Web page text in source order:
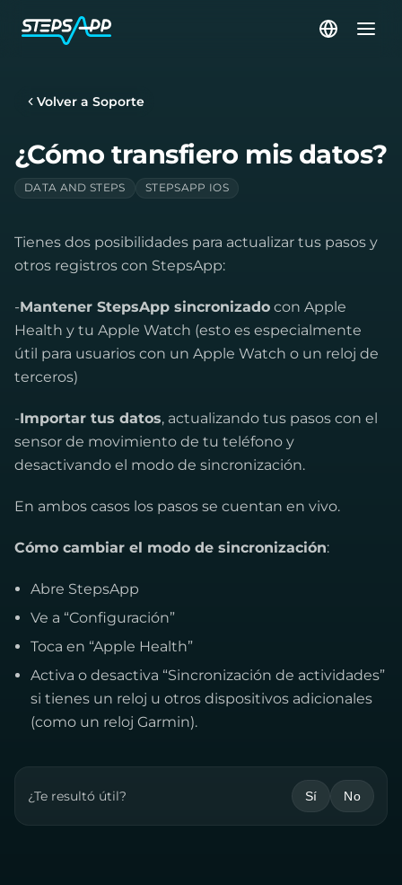
Volver a Soporte
¿Cómo transfiero mis datos?
DATA AND STEPS STEPSAPP IOS
Tienes dos posibilidades para actualizar tus pasos y
otros registros con StepsApp:
-Mantener StepsApp sincronizado con Apple
Health y tu Apple Watch (esto es especialmente
útil para usuarios con un Apple Watch o un reloj de
terceros)
-Importar tus datos, actualizando tus pasos con el
sensor de movimiento de tu teléfono y
desactivando el modo de sincronización.
En ambos casos los pasos se cuentan en vivo.
Cómo cambiar el modo de sincronización:
Abre StepsApp
Ve a “Configuración”
Toca en “Apple Health”
Activa o desactiva “Sincronización de actividades”
si tienes un reloj u otros dispositivos adicionales
(como un reloj Garmin).
¿Te resultó útil? Sí No